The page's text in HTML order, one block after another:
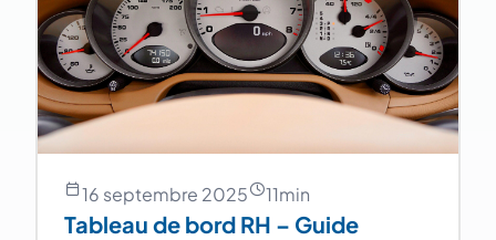
16 septembre 2025 11min
Tableau de bord RH – Guide